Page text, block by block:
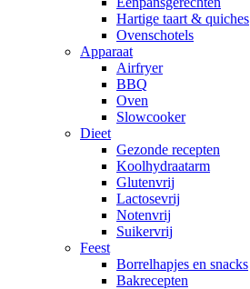
Hartige taart & quiches
Ovenschotels
Apparaat
Airfryer
BBQ
Oven
Slowcooker
Dieet
Gezonde recepten
Koolhydraatarm
Glutenvrij
Lactosevrij
Notenvrij
Suikervrij
Feest
Borrelhapjes en snacks
Bakrecepten